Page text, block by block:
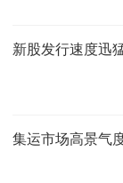
新股发行速度迅
集运市场高景气